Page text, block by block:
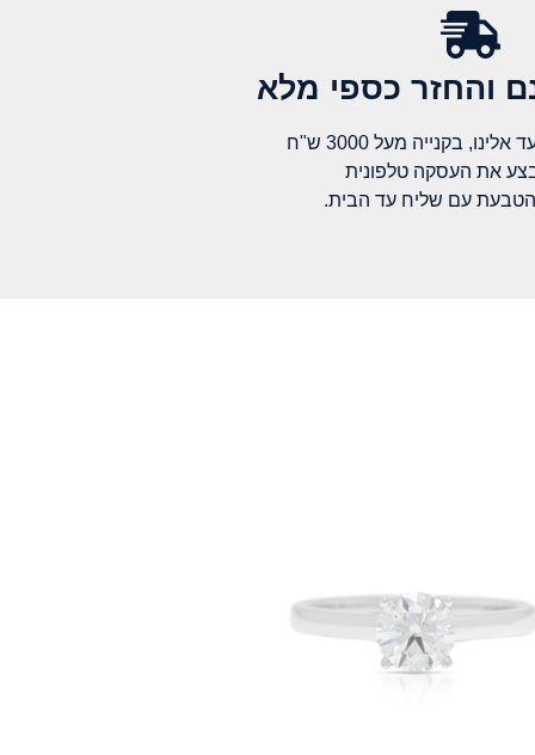
והחזר כספי מלא​
בקנייה מעל 3000 ש"ח
את העסקה טלפונית
עם שליח עד הבית.